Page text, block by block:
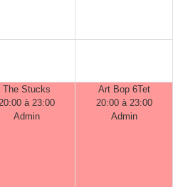
The Stucks
à 23:00
Admin
Art Bop 6Tet
20:00 à 23:00
Admin